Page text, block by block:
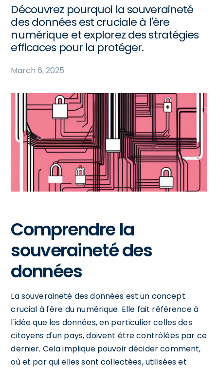
Découvrez pourquoi la souveraineté
des données est cruciale à l'ère
numérique et explorez des stratégies
efficaces pour la protéger.
March 6, 2025
Comprendre la
souveraineté des
données
La souveraineté des données est un concept
crucial à l'ère du numérique. Elle fait référence à
l'idée que les données, en particulier celles des
citoyens d'un pays, doivent être contrôlées par ce
dernier. Cela implique pouvoir décider comment,
où et par qui elles sont collectées, utilisées et